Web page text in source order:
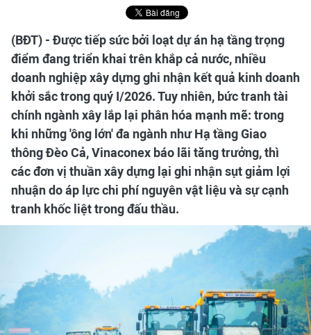
(BĐT) - Được tiếp sức bởi loạt dự án hạ tầng trọng
điểm đang triển khai trên khắp cả nước, nhiều
doanh nghiệp xây dựng ghi nhận kết quả kinh doanh
khởi sắc trong quý I/2026. Tuy nhiên, bức tranh tài
chính ngành xây lắp lại phân hóa mạnh mẽ: trong
khi những 'ông lớn' đa ngành như Hạ tầng Giao
thông Đèo Cả, Vinaconex báo lãi tăng trưởng, thì
các đơn vị thuần xây dựng lại ghi nhận sụt giảm lợi
nhuận do áp lực chi phí nguyên vật liệu và sự cạnh
tranh khốc liệt trong đấu thầu.